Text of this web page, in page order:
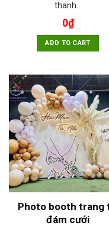
thanh…
0₫
ADD TO CART
Photo booth trang
đám cưới